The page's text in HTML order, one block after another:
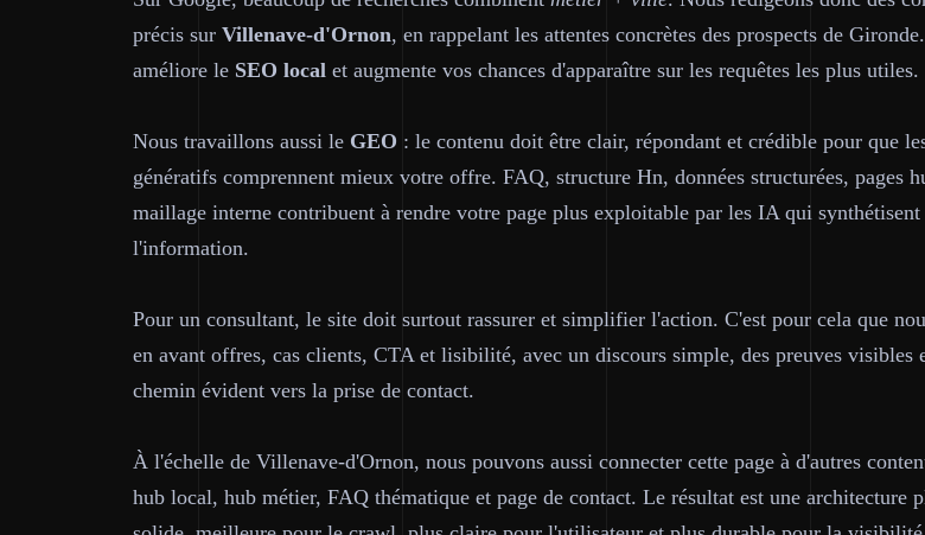
précis sur Villenave-d'Ornon, en rappelant les attentes concrètes des prospects de
améliore le SEO local et augmente vos chances d'apparaître sur les requêtes les plus utiles.
Nous travaillons aussi le GEO : le contenu doit être clair, répondant et crédible pour que
génératifs comprennent mieux votre offre. FAQ, structure Hn, données structurées, pages
maillage interne contribuent à rendre votre page plus exploitable par les IA qui synthétisent
l'information.
Pour un consultant, le site doit surtout rassurer et simplifier l'action. C'est pour cela que
en avant offres, cas clients, CTA et lisibilité, avec un discours simple, des preuves visibles
chemin évident vers la prise de contact.
À l'échelle de Villenave-d'Ornon, nous pouvons aussi connecter cette page à d'autres
hub local, hub métier, FAQ thématique et page de contact. Le résultat est une architecture